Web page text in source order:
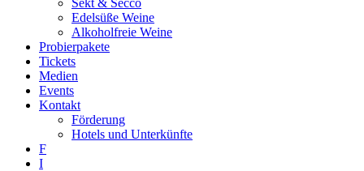
Edelsüße Weine
Alkoholfreie Weine
Probierpakete
Tickets
Medien
Events
Kontakt
Förderung
Hotels und Unterkünfte
F
I